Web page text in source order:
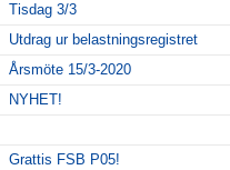
Tisdag 3/3
Utdrag ur belastningsregistret
Årsmöte 15/3-2020
NYHET!
Grattis FSB P05!